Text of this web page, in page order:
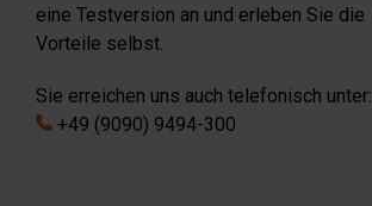
eine Testversion an und erleben Sie die
Vorteile selbst.
Sie erreichen uns auch telefonisch unter:
+49 (9090) 9494-300